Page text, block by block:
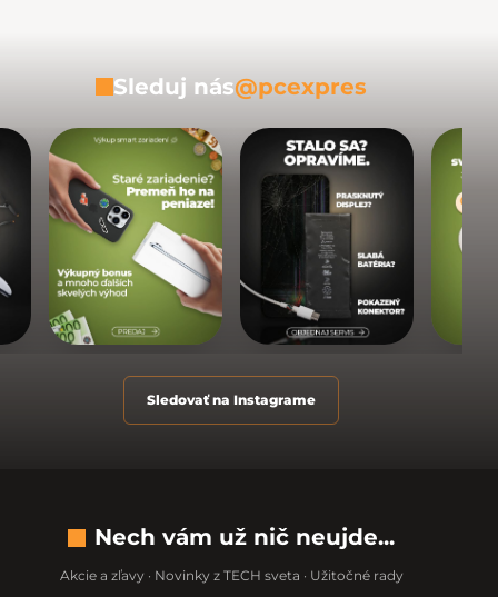
Sleduj nás@pcexpres
Sledovať na Instagrame
Nech vám už nič neujde...
Akcie a zľavy · Novinky z TECH sveta · Užitočné rady